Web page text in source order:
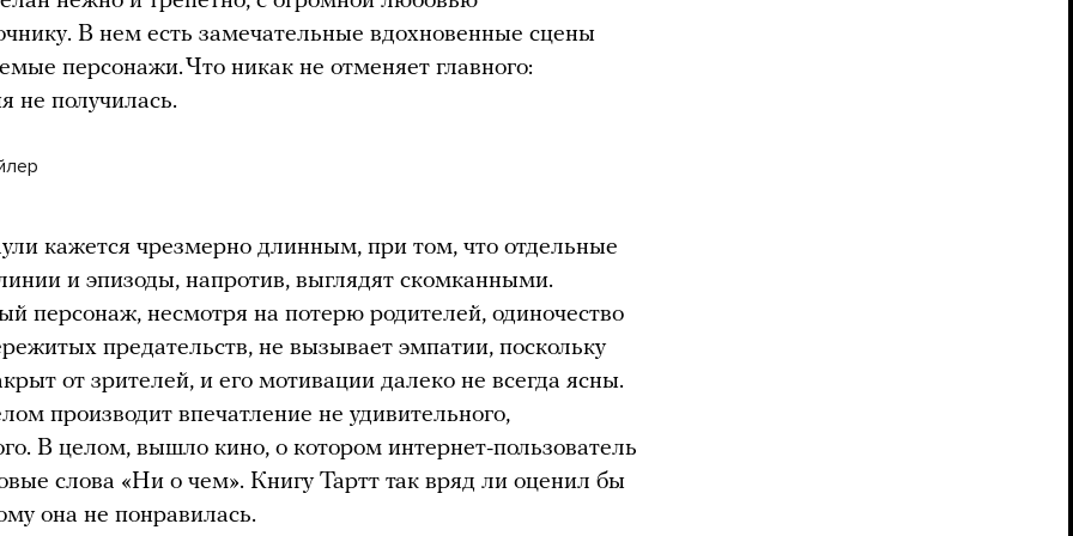
В нем есть замечательные вдохновенные сцены
персонажи. Что никак не отменяет главного:
не получилась.
кажется чрезмерно длинным, при том, что отдельные
и эпизоды, напротив, выглядят скомканными.
персонаж, несмотря на потерю родителей, одиночество
предательств, не вызывает эмпатии, поскольку
от зрителей, и его мотивации далеко не всегда ясны.
производит впечатление не удивительного,
В целом, вышло кино, о котором интернет-пользователь
слова «Ни о чем». Книгу Тартт так вряд ли оценил бы
она не понравилась.